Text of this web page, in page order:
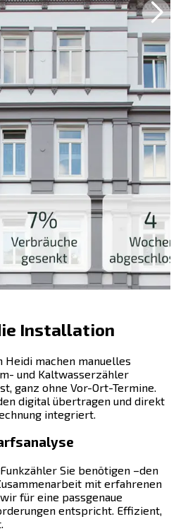
Installation
Heidi machen manuelles
und Kaltwasserzähler
ganz ohne Vor-Ort-Termine.
digital übertragen und direkt
integriert.
Sie benötigen –den
mit erfahrenen
für eine passgenaue
entspricht. Effizient,